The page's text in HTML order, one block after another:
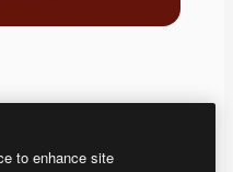
to enhance site